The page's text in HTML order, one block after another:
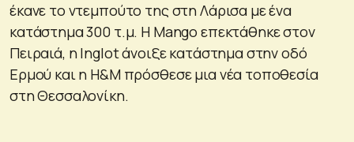
έκανε το ντεμπούτο της στη Λάρισα με ένα
κατάστημα 300 τ.μ. Η Mango επεκτάθηκε στον
Πειραιά, η Inglot άνοιξε κατάστημα στην οδό
Ερμού και η H&M πρόσθεσε μια νέα τοποθεσία
στη Θεσσαλονίκη.